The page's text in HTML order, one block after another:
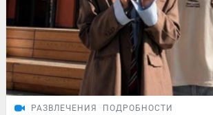
РАЗВЛЕЧЕНИЯ ПОДРОБНОСТИ